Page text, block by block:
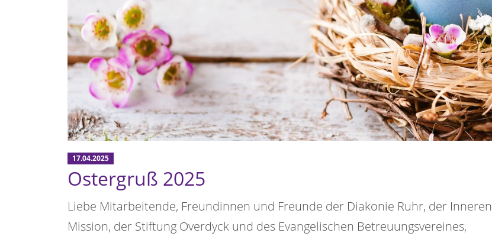
17.04.2025
Ostergruß 2025
Liebe Mitarbeitende, Freundinnen und Freunde der Diakonie Ruhr, der Inneren
Mission, der Stiftung Overdyck und des Evangelischen Betreuungsvereines,